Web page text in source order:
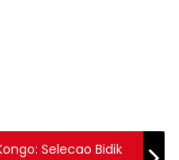
Selecao Bidik